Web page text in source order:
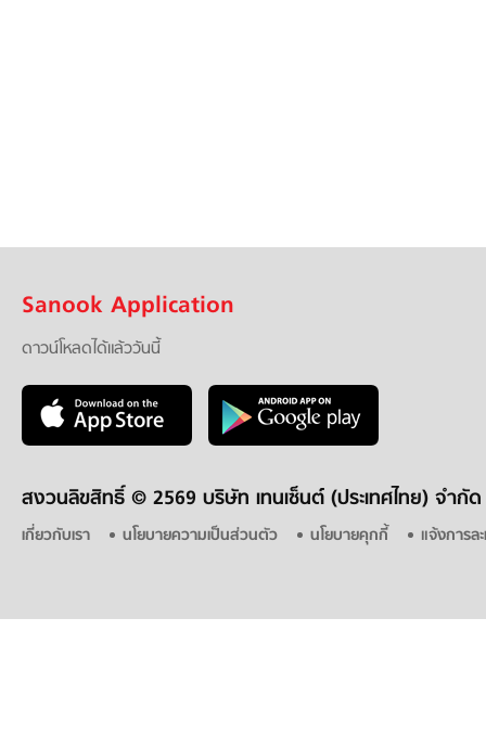
Sanook Application
ดาวน์โหลดได้แล้ววันนี้
สงวนลิขสิทธิ์ © 2569 บริษัท เทนเซ็นต์ (ประเทศไทย) จำกัด
เกี่ยวกับเรา นโยบายความเป็นส่วนตัว นโยบายคุกกี้ แจ้งการล